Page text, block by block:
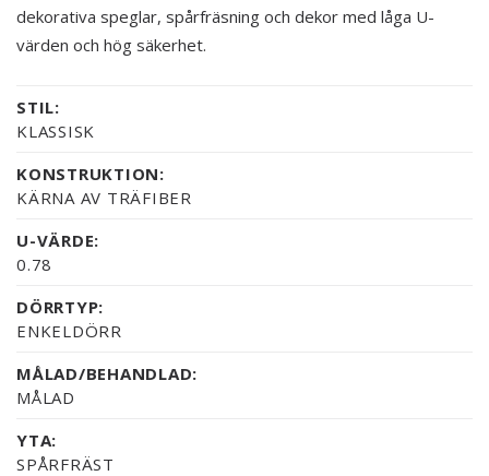
dekorativa speglar, spårfräsning och dekor med låga U-
värden och hög säkerhet.
STIL:
KLASSISK
KONSTRUKTION:
KÄRNA AV TRÄFIBER
U-VÄRDE:
0.78
DÖRRTYP:
ENKELDÖRR
MÅLAD/BEHANDLAD:
MÅLAD
YTA:
SPÅRFRÄST